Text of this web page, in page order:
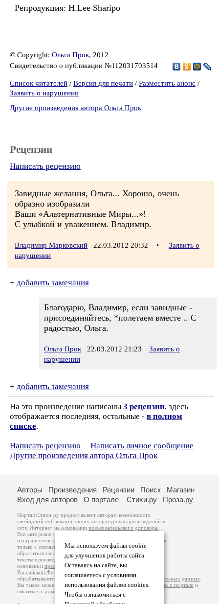
Репродукция: Н.Lee Sharipo
© Copyright: Ольга Прок, 2012
Свидетельство о публикации №112031703514
Список читателей / Версия для печати / Разместить анонс /
Заявить о нарушении
Другие произведения автора Ольга Прок
Рецензии
Написать рецензию
Завидные желания, Ольга... Хорошо, очень
образно изобразили
Ваши «Альтернативные Миры...»!
С улыбкой и уважением. Владимир.
Владимир Марковский 22.03.2012 20:32 •
Заявить о
нарушении
+ добавить замечания
Благодарю, Владимир, если завидные -
присоединяйтесь, *полетаем вместе .. С
радостью, Ольга.
Ольга Прок 22.03.2012 21:23
Заявить о
нарушении
+ добавить замечания
На это произведение написаны 3 рецензии, здесь
отображается последняя, остальные - в полном
списке.
Написать рецензию
Написать личное сообщение
Другие произведения автора Ольга Прок
Мы используем файлы cookie
для улучшения работы сайта.
Оставаясь на сайте, вы
соглашаетесь с условиями
использования файлов cookies.
Чтобы ознакомиться с
Авторы Произведения Рецензии Поиск
Магазин
Вход для авторов
О портале Стихи.ру Проза.ру
Портал Стихи.ру предоставляет авторам возможность
свободной публикации своих литературных произведений в
сети Интернет на основаниипользовательского договора
Все авторские права на произведения принадлежат авторам
и охраняются законом
. Перепечатка произведений возможна
только с согласия его автора, к которому вы можете
обратиться на его авторской странице. Ответственность за
тексты произведений авторы несут самостоятельно на
основанииправил публикацииизаконодательства
Российской Федерации
обрабатываются на основанииПолитики обработки персональных данных
Вы также можете посмотреть более подробнуюинформацию о портале и
связаться с администрацией